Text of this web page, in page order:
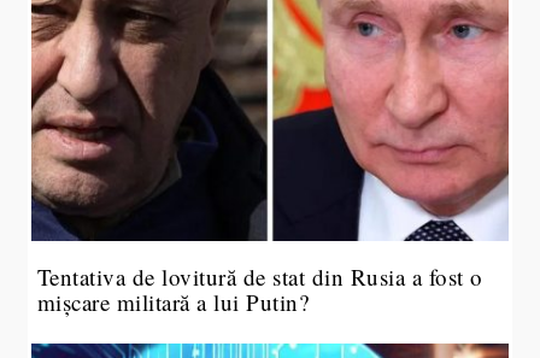
Tentativa de lovitură de stat din Rusia a fost o
mișcare militară a lui Putin?